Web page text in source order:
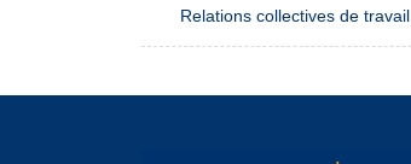
Relations collectives de travail